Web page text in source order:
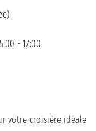
- 17:00
votre croisière idéale